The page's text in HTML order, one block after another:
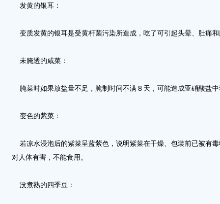
发黄的银耳：
变质发黄的银耳是受黄杆菌污染所造成，吃了可引起头晕、肚痛
未腌透的咸菜：
腌菜时如果放盐量不足，腌制时间不满８天，可能造成亚硝酸盐
变色的紫菜：
若凉水浸泡后的紫菜呈蓝紫色，说明紫菜在干燥、包装前已被有
对人体有害，不能食用。
没煮熟的四季豆：